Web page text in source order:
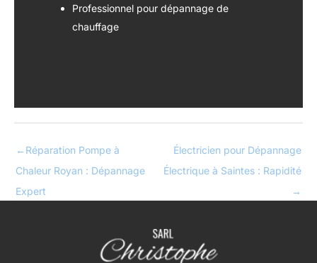
Professionnel pour dépannage de
chauffage
← Réparation Pompe à
Chaleur Royan : Dépannage
Expert
Électricien pour Dépannage
Électrique à Saintes : Rapidité
→